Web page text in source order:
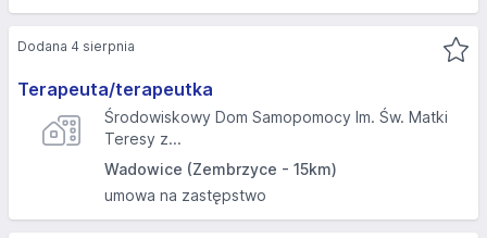
Terapeuta/terapeutka
Środowiskowy Dom Samopomocy Im. Św. Matki
Teresy z...
Wadowice (Zembrzyce - 15km)
umowa na zastępstwo
Dodana 4 sierpnia